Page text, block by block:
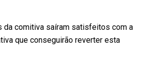
da comitiva saíram satisfeitos com a
que conseguirão reverter esta